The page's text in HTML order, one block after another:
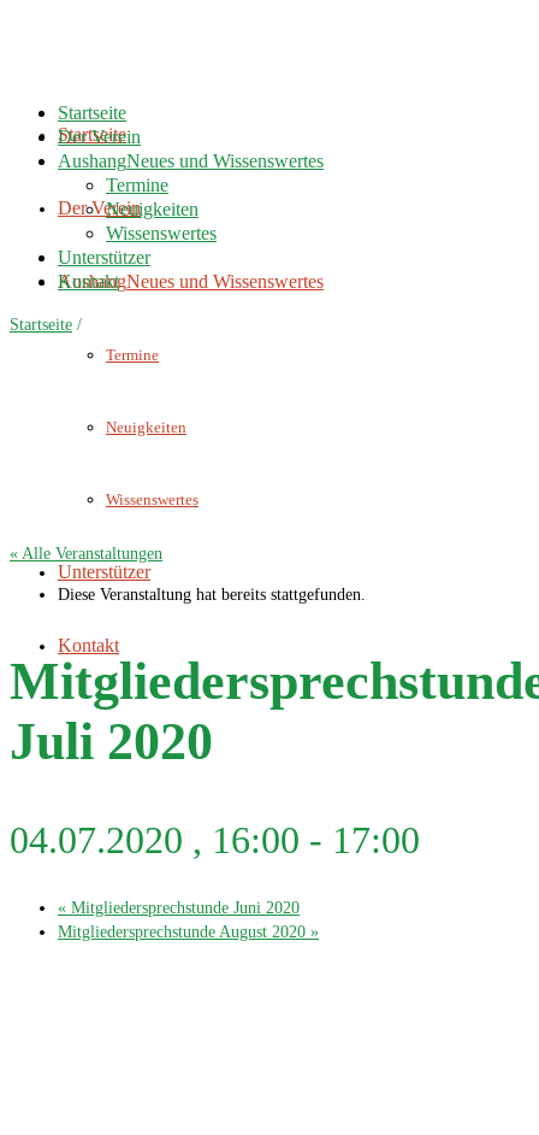
Startseite
Der Verein
AushangNeues und Wissenswertes
Termine
Neuigkeiten
Wissenswertes
Unterstützer
Kontakt
Startseite
Der Verein
AushangNeues und Wissenswertes
Termine
Neuigkeiten
Wissenswertes
Unterstützer
Kontakt
Startseite /
« Alle Veranstaltungen
Diese Veranstaltung hat bereits stattgefunden.
Juli 2020
04.07.2020 , 16:00 - 17:00
« Mitgliedersprechstunde Juni 2020
Mitgliedersprechstunde August 2020 »